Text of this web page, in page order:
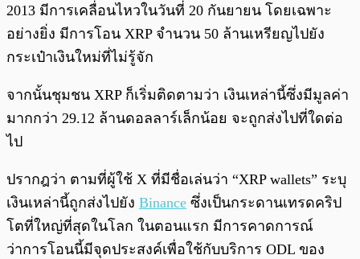
2013 มีการเคลื่อนไหวในวันที่ 20 กันยายน โดยเฉพาะ
อย่างยิ่ง มีการโอน XRP จำนวน 50 ล้านเหรียญไปยัง
กระเป๋าเงินใหม่ที่ไม่รู้จัก
จากนั้นชุมชน XRP ก็เริ่มติดตามว่า เงินเหล่านี้ซึ่งมีมูลค่า
มากกว่า 29.12 ล้านดอลลาร์เล็กน้อย จะถูกส่งไปที่ใดต่อ
ไป
ปรากฎว่า ตามที่ผู้ใช้ X ที่มีชื่อเล่นว่า “XRP wallets” ระบุ
เงินเหล่านี้ถูกส่งไปยัง Binance ซึ่งเป็นกระดานเทรดคริป
โตที่ใหญ่ที่สุดในโลก ในตอนแรก มีการคาดการณ์
ว่าการโอนนี้มีจุดประสงค์เพื่อใช้กับบริการ ODL ของ